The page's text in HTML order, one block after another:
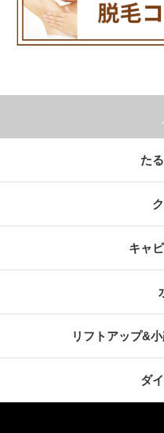
た
キャ
リフトアップ&
ダ